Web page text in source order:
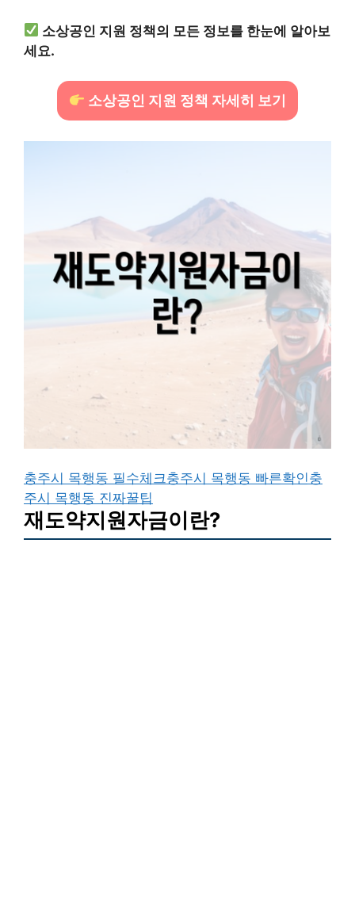
소상공인 지원 정책의 모든 정보를 한눈에 알아보
세요.
소상공인 지원 정책 자세히 보기
충주시 목행동 필수체크충주시 목행동 빠른확인충
주시 목행동 진짜꿀팁
재도약지원자금이란?